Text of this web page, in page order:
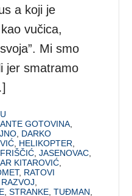
a koji je
vučica,
Mi smo
jer smatramo
,ANTE GOTOVINA
DARKO
HELIKOPTER
,JASENOVAC
KITAROVIĆ
, RATOVI
,STRANKE ,TUĐMAN